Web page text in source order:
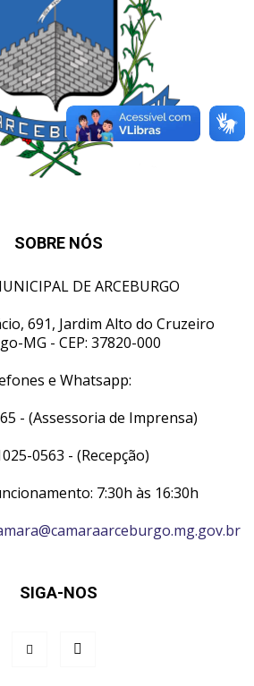
SOBRE NÓS
DE ARCEBURGO
691, Jardim Alto do Cruzeiro
MG - CEP: 37820-000
e Whatsapp:
- (Assessoria de Imprensa)
0563 - (Recepção)
7:30h às 16:30h
SIGA-NOS